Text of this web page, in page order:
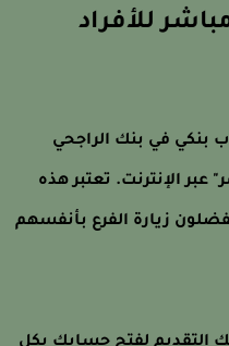
للأفراد
في بنك الراجحي
الإنترنت. تعتبر هذه
زيارة الفرع بأنفسهم